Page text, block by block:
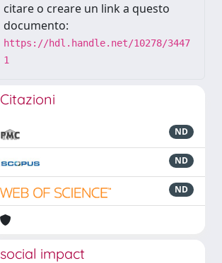
citare o creare un link a questo
documento:
https://hdl.handle.net/10278/3447
1
Citazioni
ND
ND
ND
social impact